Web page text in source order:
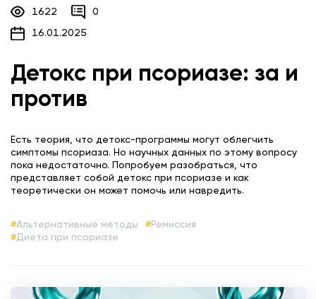
1622 0
16.01.2025
Детокс при псориазе: за и
против
Есть теория, что детокс-программы могут облегчить
симптомы псориаза. Но научных данных по этому вопросу
пока недостаточно. Попробуем разобраться, что
представляет собой детокс при псориазе и как
теоретически он может помочь или навредить.
Альтернативные методы
Ремиссия
Диета при псориазе